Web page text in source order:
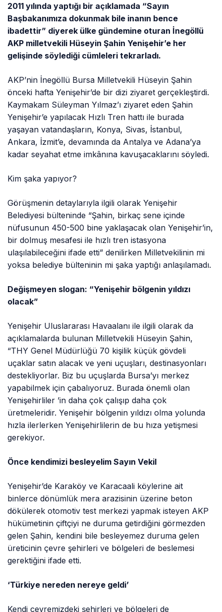
2011 yılında yaptığı bir açıklamada “Sayın
Başbakanımıza dokunmak bile inanın bence
ibadettir” diyerek ülke gündemine oturan İnegöllü
AKP milletvekili Hüseyin Şahin Yenişehir’e her
gelişinde söylediği cümleleri tekrarladı.
AKP’nin İnegöllü Bursa Milletvekili Hüseyin Şahin
önceki hafta Yenişehir’de bir dizi ziyaret gerçekleştirdi.
Kaymakam Süleyman Yılmaz’ı ziyaret eden Şahin
Yenişehir’e yapılacak Hızlı Tren hattı ile burada
yaşayan vatandaşların, Konya, Sivas, İstanbul,
Ankara, İzmit’e, devamında da Antalya ve Adana’ya
kadar seyahat etme imkânına kavuşacaklarını söyledi.
Kim şaka yapıyor?
Görüşmenin detaylarıyla ilgili olarak Yenişehir
Belediyesi bülteninde “Şahin, birkaç sene içinde
nüfusunun 450-500 bine yaklaşacak olan Yenişehir’in,
bir dolmuş mesafesi ile hızlı tren istasyona
ulaşılabileceğini ifade etti” denilirken Milletvekilinin mi
yoksa belediye bülteninin mi şaka yaptığı anlaşılamadı.
Değişmeyen slogan: “Yenişehir bölgenin yıldızı
olacak”
Yenişehir Uluslararası Havaalanı ile ilgili olarak da
açıklamalarda bulunan Milletvekili Hüseyin Şahin,
“THY Genel Müdürlüğü 70 kişilik küçük gövdeli
uçaklar satın alacak ve yeni uçuşları, destinasyonları
destekliyorlar. Biz bu uçuşlarda Bursa’yı merkez
yapabilmek için çabalıyoruz. Burada önemli olan
Yenişehirliler ’in daha çok çalışıp daha çok
üretmeleridir. Yenişehir bölgenin yıldızı olma yolunda
hızla ilerlerken Yenişehirlilerin de bu hıza yetişmesi
gerekiyor.
Önce kendimizi besleyelim Sayın Vekil
Yenişehir’de Karaköy ve Karacaali köylerine ait
binlerce dönümlük mera arazisinin üzerine beton
dökülerek otomotiv test merkezi yapmak isteyen AKP
hükümetinin çiftçiyi ne duruma getirdiğini görmezden
gelen Şahin, kendini bile besleyemez duruma gelen
üreticinin çevre şehirleri ve bölgeleri de beslemesi
gerektiğini ifade etti.
‘Türkiye nereden nereye geldi’
Kendi çevremizdeki şehirleri ve bölgeleri de